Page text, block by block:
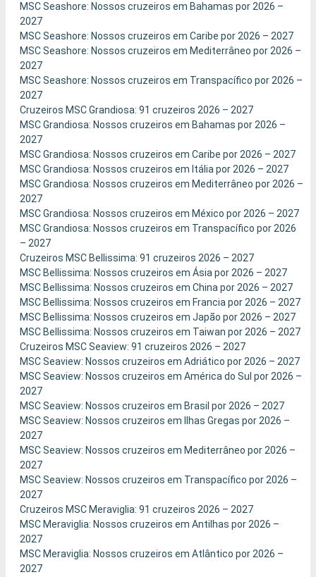
MSC Seashore: Nossos cruzeiros em Bahamas por 2026 –
2027
MSC Seashore: Nossos cruzeiros em Caribe por 2026 – 2027
MSC Seashore: Nossos cruzeiros em Mediterrâneo por 2026 –
2027
MSC Seashore: Nossos cruzeiros em Transpacífico por 2026 –
2027
Cruzeiros MSC Grandiosa: 91 cruzeiros 2026 – 2027
MSC Grandiosa: Nossos cruzeiros em Bahamas por 2026 –
2027
MSC Grandiosa: Nossos cruzeiros em Caribe por 2026 – 2027
MSC Grandiosa: Nossos cruzeiros em Itália por 2026 – 2027
MSC Grandiosa: Nossos cruzeiros em Mediterrâneo por 2026 –
2027
MSC Grandiosa: Nossos cruzeiros em México por 2026 – 2027
MSC Grandiosa: Nossos cruzeiros em Transpacífico por 2026
– 2027
Cruzeiros MSC Bellissima: 91 cruzeiros 2026 – 2027
MSC Bellissima: Nossos cruzeiros em Ásia por 2026 – 2027
MSC Bellissima: Nossos cruzeiros em China por 2026 – 2027
MSC Bellissima: Nossos cruzeiros em Francia por 2026 – 2027
MSC Bellissima: Nossos cruzeiros em Japão por 2026 – 2027
MSC Bellissima: Nossos cruzeiros em Taiwan por 2026 – 2027
Cruzeiros MSC Seaview: 91 cruzeiros 2026 – 2027
MSC Seaview: Nossos cruzeiros em Adriático por 2026 – 2027
MSC Seaview: Nossos cruzeiros em América do Sul por 2026 –
2027
MSC Seaview: Nossos cruzeiros em Brasil por 2026 – 2027
MSC Seaview: Nossos cruzeiros em Ilhas Gregas por 2026 –
2027
MSC Seaview: Nossos cruzeiros em Mediterrâneo por 2026 –
2027
MSC Seaview: Nossos cruzeiros em Transpacífico por 2026 –
2027
Cruzeiros MSC Meraviglia: 91 cruzeiros 2026 – 2027
MSC Meraviglia: Nossos cruzeiros em Antilhas por 2026 –
2027
MSC Meraviglia: Nossos cruzeiros em Atlântico por 2026 –
2027